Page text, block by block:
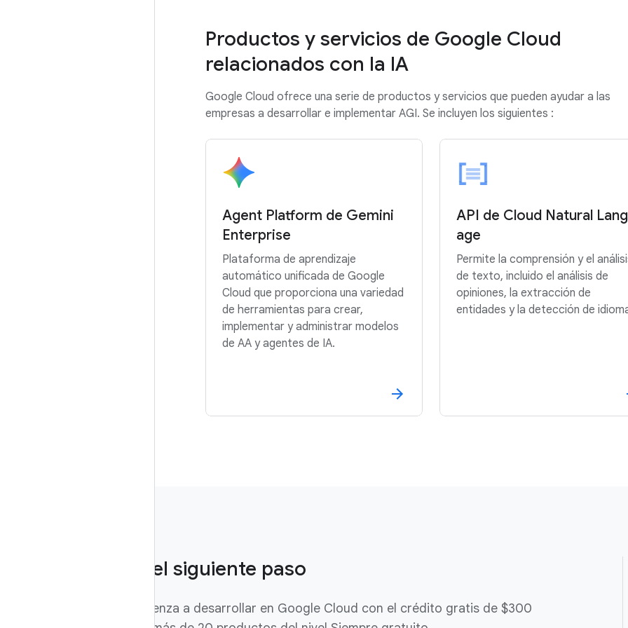
Productos y servicios de Google Cloud
relacionados con la IA
Google Cloud ofrece una serie de productos y servicios que pueden ayudar a las
empresas a desarrollar e implementar AGI. Se incluyen los siguientes :
Agent Platform de Gemini
Enterprise
Plataforma de aprendizaje
automático unificada de Google
Cloud que proporciona una variedad
de herramientas para crear,
implementar y administrar modelos
de AA y agentes de IA.
API de Cloud Natural
age
Permite la comprensión y el
de texto, incluido el análisis de
opiniones, la extracción de
entidades y la detección de
Da el siguiente paso
Comienza a desarrollar en Google Cloud con el crédito gratis de $300